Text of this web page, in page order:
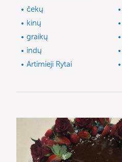
čekų
kinų
graikų
indų
Artimieji Rytai